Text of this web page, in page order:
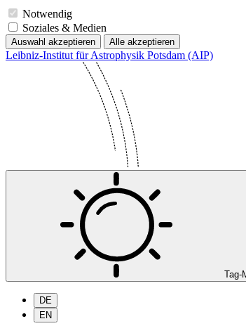
Notwendig
Soziales & Medien
Auswahl akzeptieren Alle akzeptieren
Leibniz-Institut für Astrophysik Potsdam (AIP)
Tag-
DE
EN